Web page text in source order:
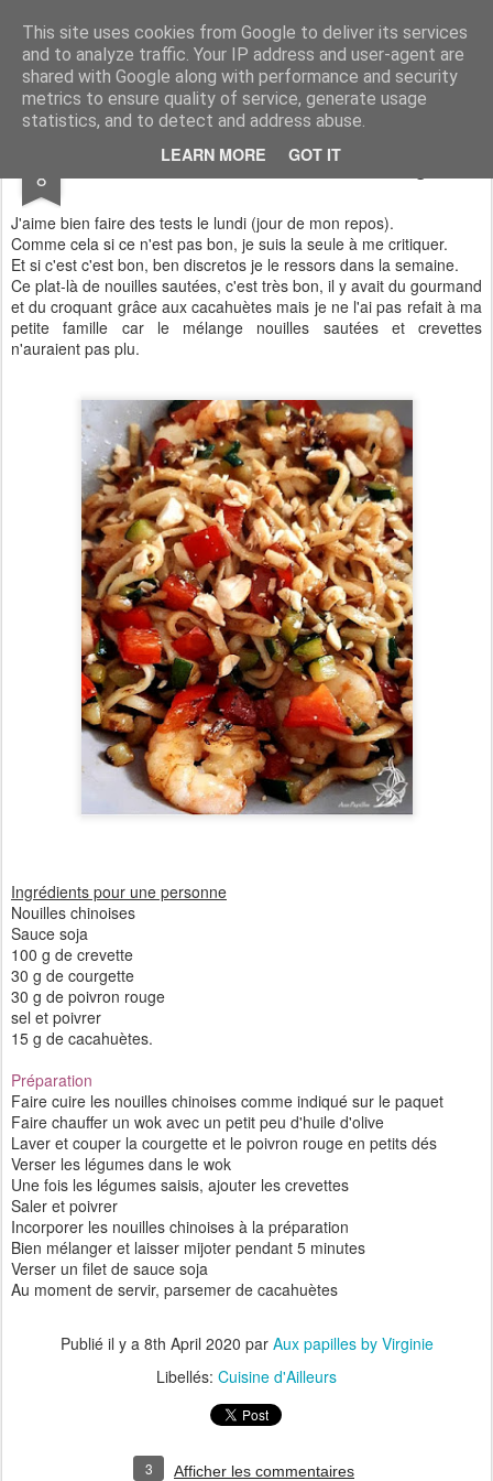
This site uses cookies from Google to deliver its services
and to analyze traffic. Your IP address and user-agent are
shared with Google along with performance and security
metrics to ensure quality of service, generate usage
statistics, and to detect and address abuse.
LEARN MORE GOT IT
Aux papilles by Virginie
8 Nouilles sautées aux crevettes et légumes
J'aime bien faire des tests le lundi (jour de mon repos).
Comme cela si ce n'est pas bon, je suis la seule à me critiquer.
Et si c'est c'est bon, ben discretos je le ressors dans la semaine.
Ce plat-là de nouilles sautées, c'est très bon, il y avait du gourmand
et du croquant grâce aux cacahuètes mais je ne l'ai pas refait à ma
petite famille car le mélange nouilles sautées et crevettes
n'auraient pas plu.
Ingrédients pour une personne
Nouilles chinoises
Sauce soja
100 g de crevette
30 g de courgette
30 g de poivron rouge
sel et poivrer
15 g de cacahuètes.
Préparation
Faire cuire les nouilles chinoises comme indiqué sur le paquet
Faire chauffer un wok avec un petit peu d'huile d'olive
Laver et couper la courgette et le poivron rouge en petits dés
Verser les légumes dans le wok
Une fois les légumes saisis, ajouter les crevettes
Saler et poivrer
Incorporer les nouilles chinoises à la préparation
Bien mélanger et laisser mijoter pendant 5 minutes
Verser un filet de sauce soja
Au moment de servir, parsemer de cacahuètes
Publié il y a 8th April 2020 par Aux papilles by Virginie
Libellés: Cuisine d'Ailleurs
3 Afficher les commentaires